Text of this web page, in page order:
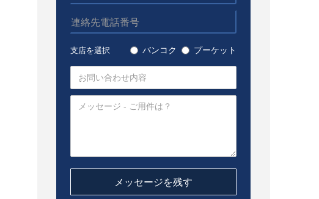
支店を選択 バンコク プーケット